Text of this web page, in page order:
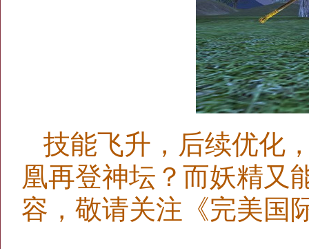
技能飞升，后续优化
凰再登神坛？而妖精又
容，敬请关注《完美国